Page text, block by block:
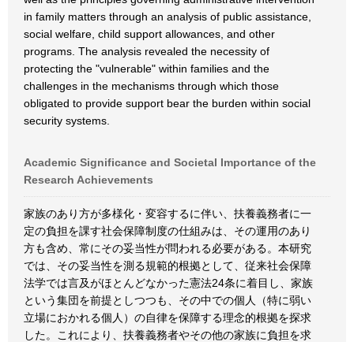
in family matters through an analysis of public assistance,
social welfare, child support allowances, and other
programs. The analysis revealed the necessity of
protecting the "vulnerable" within families and the
challenges in the mechanisms through which those
obligated to provide support bear the burden within social
security systems.
Academic Significance and Societal Importance of the
Research Achievements
家族のあり方が多様化・変容するに伴い、扶養義務者に一
定の負担を課す社会保障制度の仕組みは、その運用のあり
方も含め、常にその妥当性が問われる必要がある。本研究
では、その妥当性を測る規範的根拠として、従来社会保障
法学では言及がほとんどなかった憲法24条に着目し、家族
という集団を前提としつつも、その中での個人（特に弱い
立場におかれる個人）の自律を保障する理念的根拠を探求
した。これにより、扶養義務者やその他の家族に負担を求